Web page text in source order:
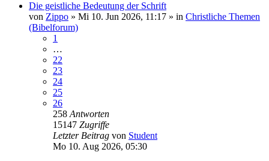
Die geistliche Bedeutung der Schrift
von Zippo » Mi 10. Jun 2026, 11:17 » in Christliche Themen
(Bibelforum)
1
…
22
23
24
25
26
258 Antworten
15147 Zugriffe
Letzter Beitrag von Student
Mo 10. Aug 2026, 05:30